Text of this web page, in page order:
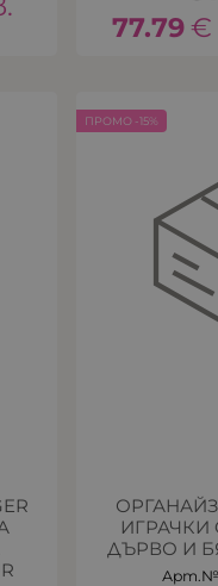
77.79€
ИГРАЧКИ
ДЪРВО И
Арт.№:
ПРОМО -15%